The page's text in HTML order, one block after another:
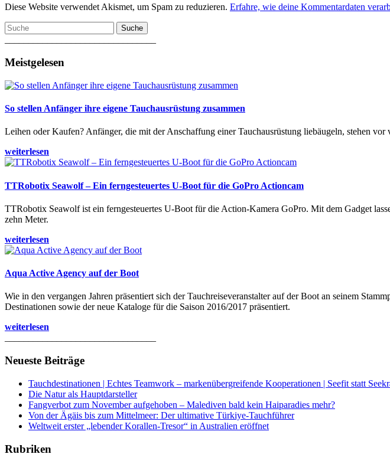
Diese Website verwendet Akismet, um Spam zu reduzieren. Erfahre, wie deine Kommentardaten
Suche
Meistgelesen
So stellen Anfänger ihre eigene Tauchausrüstung zusammen
Leihen oder Kaufen? Anfänger, die mit der Anschaffung einer Tauchausrüstung liebäugeln, stehen
weiterlesen
TTRobotix Seawolf – Ein ferngesteuertes U-Boot für die GoPro Actioncam
TTRobotix Seawolf ist ein ferngesteuertes U-Boot für die Action-Kamera GoPro. Mit dem Gadget
zehn Meter.
weiterlesen
Aqua Active Agency auf der Boot
Wie in den vergangen Jahren präsentiert sich der Tauchreiseveranstalter auf der Boot an seinem
Destinationen sowie der neue Kataloge für die Saison 2016/2017 präsentiert.
weiterlesen
Neueste Beiträge
Tauchdestinationen | Echtes Teamwork – markenübergreifende Kooperationen | Seefit statt
Die Natur als Hauptdarsteller
Fangverbot zum November aufgehoben – Malediven bald kein Haiparadies mehr?
Von der Ägäis bis zum Mittelmeer: Der ultimative Türkiye-Tauchführer
Weltweit erster „lebender Korallen-Tresor“ in Australien eröffnet
Rubriken